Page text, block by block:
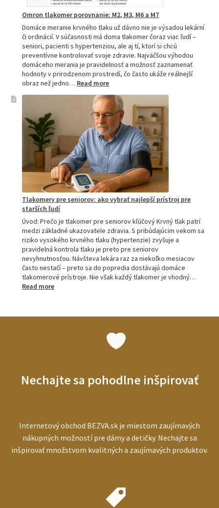
Omron tlakomer porovnanie: M2, M3, M6 a M7
Domáce meranie krvného tlaku už dávno nie je výsadou lekární
či ordinácií. V súčasnosti má doma tlakomer čoraz viac ľudí –
seniori, pacienti s hypertenziou, ale aj tí, ktorí si chcú
preventívne kontrolovať svoje zdravie. Najväčšou výhodou
domáceho merania je pravidelnosť a možnosť zaznamenať
hodnoty v prirodzenom prostredí, čo často ukáže reálnejší
obraz než jedno… Read more:
tlakomer
porovnanie:
M2,
M3,
M6
a
M7
Tlakomery pre seniorov: ako vybrať najlepší prístroj pre
starších ľudí
Úvod: Prečo je tlakomer pre seniorov kľúčový Krvný tlak patrí
medzi základné ukazovatele zdravia. S pribúdajúcim vekom sa
riziko vysokého krvného tlaku (hypertenzie) zvyšuje a
pravidelná kontrola tlaku je preto pre seniorov
nevyhnutnosťou. Návšteva lekára raz za niekoľko mesiacov
často nestačí – preto sa do popredia dostávajú domáce
tlakomerové prístroje. Nie však každý tlakomer je vhodný…
Read more:
ľudí
Nechajte sa pohodlne inšpirovať
Internetový obchod BEZVA.sk je miestom zaujímavých
nákupných možností pre dámy a detičky. Nechajte sa
inšpirovať množstvom kvalitných a zaujímavých produktov.